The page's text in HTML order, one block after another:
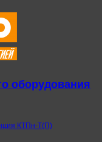
оборудования
КТПн-Т(П)